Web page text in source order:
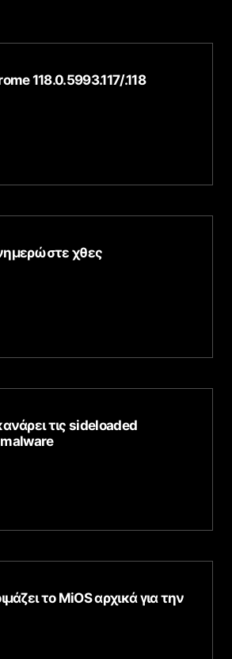
118.0.5993.117/.118
χθες
τις sideloaded
το MiOS αρχικά για την